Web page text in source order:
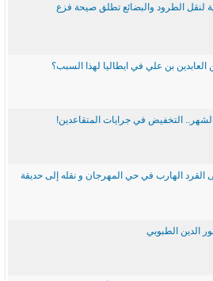
لنقل الطرود والبضائع تطلق صيحة فزع
العابدين بن علي في ايطاليا لهذا السبب؟
الشهر.. التخفيض في جرايات المتقاعدين!
القرد الهارب في حي المهرجان و نقله إلى حديقة
الدين الطبوبي